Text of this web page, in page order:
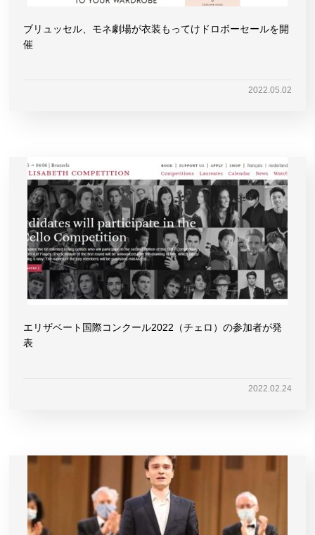
ブリュッセル、モネ劇場が衣装もってけドロボーセールを開
催
2022.05.02
エリザベート国際コンクール2022（チェロ）の参加者が発
表
2022.02.24